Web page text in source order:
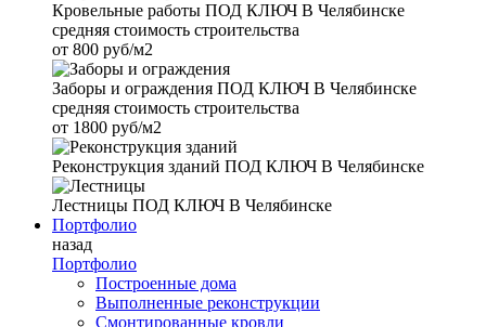
Кровельные работы ПОД КЛЮЧ В Челябинске
средняя стоимость строительства
от 800 руб/м2
Заборы и ограждения ПОД КЛЮЧ В Челябинске
средняя стоимость строительства
от 1800 руб/м2
Реконструкция зданий ПОД КЛЮЧ В Челябинске
Лестницы ПОД КЛЮЧ В Челябинске
Портфолио
назад
Портфолио
Построенные дома
Выполненные реконструкции
Смонтированные кровли